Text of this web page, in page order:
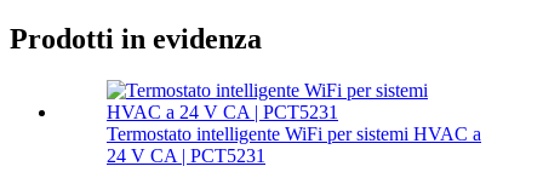
Prodotti in evidenza
Termostato intelligente WiFi per sistemi HVAC a
24 V CA | PCT5231